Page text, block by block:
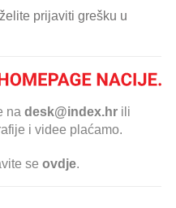
prijaviti grešku u
na desk@index.hr ili
i videe plaćamo.
se ovdje.